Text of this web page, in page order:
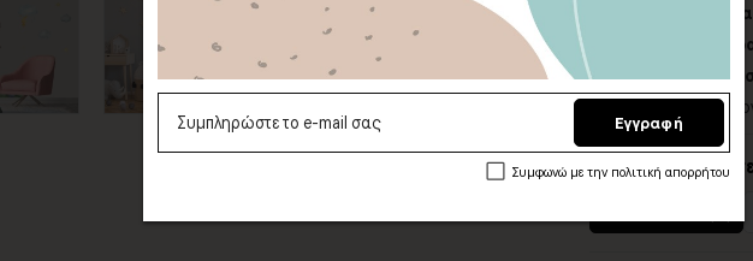
Αδιάβροχο,
Εύκολο στην
Ποιοτικό
Κατάλληλο
Επιλέξτε
Εγγραφή
Συμφωνώ με την πολιτική απορρήτου